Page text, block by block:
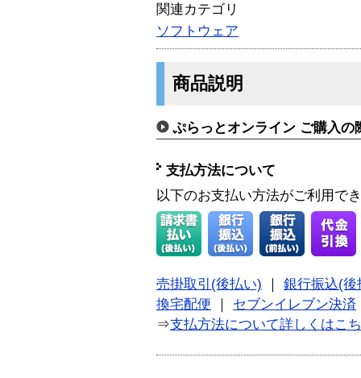
関連カテゴリ
ソフトウェア
商品説明
ぷらっとオンライン ご購入の
支払方法について
以下のお支払い方法がご利用で
売掛取引(後払い)
銀行振込(後
換宅配便
セブンイレブン決済
⇒支払方法について詳しくはこ